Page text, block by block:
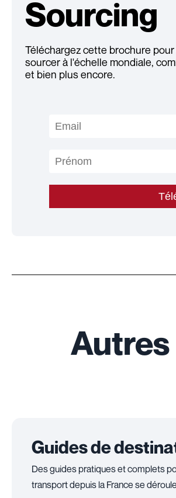
Sourcing
Téléchargez cette brochure
sourcer à l'échelle mondiale,
et bien plus encore.
Autres
Guides de
Des guides pratiques et complets
transport depuis la France se